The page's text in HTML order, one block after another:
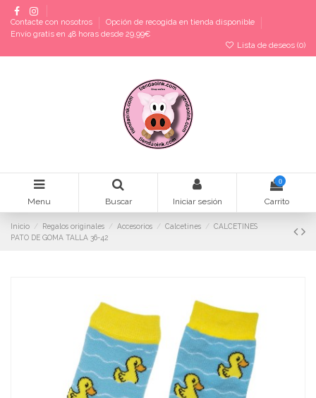
Contacte con nosotros
Opción de recogida en tienda disponible
Envío gratis en 48 horas desde 29,99€
Lista de deseos (0)
Menu Buscar Iniciar sesión
0
Carrito
Inicio Regalos originales Accesorios Calcetines
CALCETINES
PATO DE GOMA TALLA 36-42